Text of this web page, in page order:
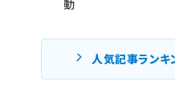
動
人気記事ランキ